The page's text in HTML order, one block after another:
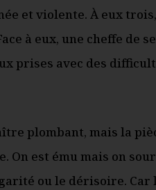
et violente. À eux
à eux, une cheffe de
prises avec des
plombant, mais la
On est ému mais on
ou le dérisoire. Car